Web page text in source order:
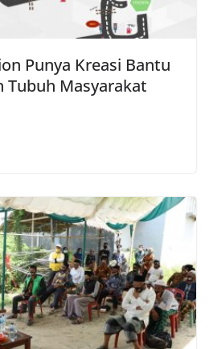
Punya Kreasi Bantu
Tubuh Masyarakat